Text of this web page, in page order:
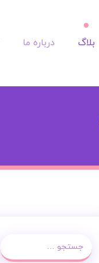
بلاگ درباره ما